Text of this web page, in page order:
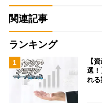
関連記事
ランキング
1
【
選
れ